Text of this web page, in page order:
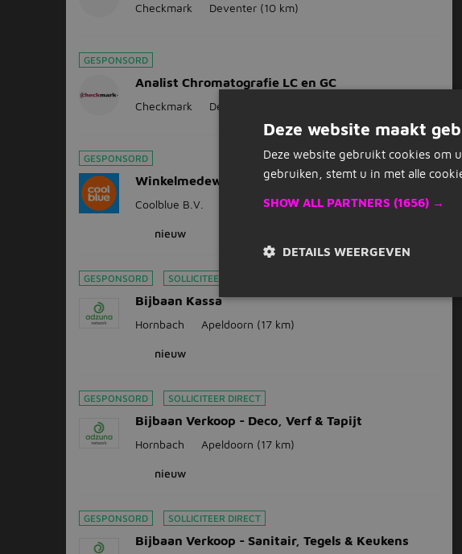
Checkmark Deventer (10 km)
GESPONSORD
Analist Chromatografie LC en GC
Checkmark Deventer
GESPONSORD
Winkelmedewerker bij Coolblue
Coolblue B.V. Apeldoorn (17 km)
nieuw
GESPONSORD SOLLICITEER DIRECT
Bijbaan Kassa
Hornbach Apeldoorn (17 km)
nieuw
GESPONSORD SOLLICITEER DIRECT
Bijbaan Verkoop - Deco, Verf & Tapijt
Hornbach Apeldoorn (17 km)
nieuw
GESPONSORD SOLLICITEER DIRECT
Bijbaan Verkoop - Sanitair, Tegels & Keukens
Deze website maakt
Deze website gebruikt cookies om
gebruiken, stemt u in met alle
SHOW ALL PARTNERS (1656) →
DETAILS WEERGEVEN